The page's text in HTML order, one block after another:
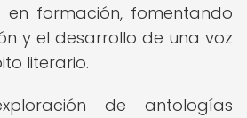
en formación, fomentando
y el desarrollo de una voz
literario.
de antologías